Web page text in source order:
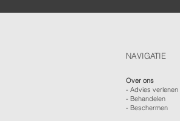
NAVIGATIE
Over ons
-Advies verlenen
- Behandelen
- Beschermen